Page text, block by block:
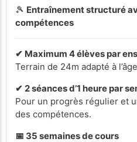
🎾 Entraînement structuré
compétences
✔ Maximum 4 élèves par
Terrain de 24m adapté à
✔ 2 séances d’1 heure par
Pour un progrès régulier et
des compétences.
📅 35 semaines de cours